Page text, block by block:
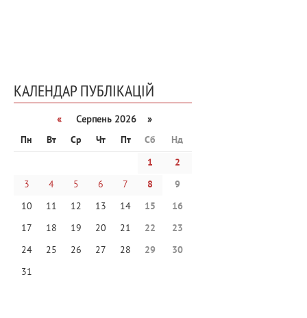
КАЛЕНДАР ПУБЛІКАЦІЙ
«
Серпень 2026 »
Пн
Вт Ср Чт Пт Сб
Нд
1
2
3
4 5 6 7 8
9
10
11 12 13 14 15
16
17
18 19 20 21 22
23
24
25 26 27 28 29
30
31